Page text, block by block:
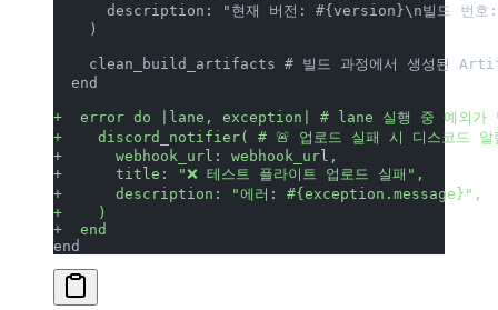
description: "현재 버전: #{version}\n빌드 번
    )
clean_build_artifacts # 빌드 과정에서 생성된
  end
+  error do |lane, exception| # lane 실행 중 예외가 발
+    discord_notifier( # 🚨 업로드 실패 시 디스코드 알
+      webhook_url: webhook_url,
+      title: "❌ 테스트 플라이트 업로드 실패",
+      description: "에러: #{exception.message}",
+    )
+  end
end